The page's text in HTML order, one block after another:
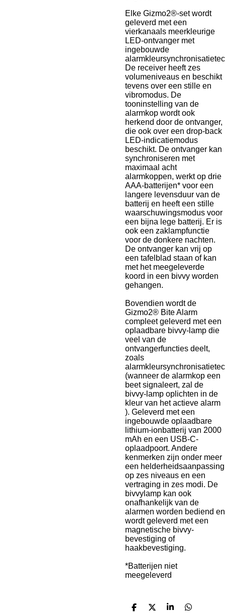
Elke Gizmo2®-set wordt
geleverd met een
vierkanaals meerkleurige
LED-ontvanger met
ingebouwde
De receiver heeft zes
volumeniveaus en beschikt
tevens over een stille en
vibromodus. De
tooninstelling van de
alarmkop wordt ook
herkend door de ontvanger,
die ook over een drop-back
LED-indicatiemodus
beschikt. De ontvanger kan
synchroniseren met
maximaal acht
alarmkoppen, werkt op drie
AAA-batterijen* voor een
langere levensduur van de
batterij en heeft een stille
waarschuwingsmodus voor
een bijna lege batterij. Er is
ook een zaklampfunctie
voor de donkere nachten.
De ontvanger kan vrij op
een tafelblad staan ​​of kan
met het meegeleverde
koord in een bivvy worden
gehangen.
Bovendien wordt de
Gizmo2® Bite Alarm
compleet geleverd met een
oplaadbare bivvy-lamp die
veel van de
ontvangerfuncties deelt,
zoals
(wanneer de alarmkop een
beet signaleert, zal de
bivvy-lamp oplichten in de
kleur van het actieve alarm
). Geleverd met een
ingebouwde oplaadbare
lithium-ionbatterij van 2000
mAh en een USB-C-
oplaadpoort. Andere
kenmerken zijn onder meer
een helderheidsaanpassing
op zes niveaus en een
vertraging in zes modi. De
bivvylamp kan ook
onafhankelijk van de
alarmen worden bediend en
wordt geleverd met een
magnetische bivvy-
bevestiging of
haakbevestiging.
*Batterijen niet
meegeleverd
D
D
S
D